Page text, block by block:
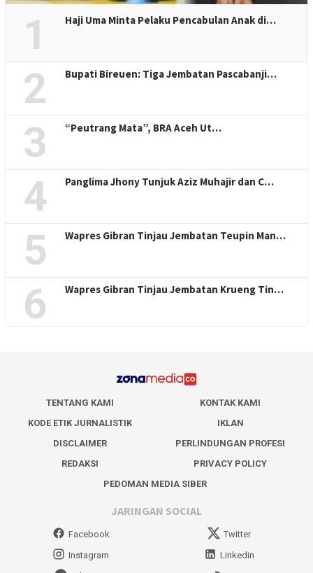
1 Haji Uma Minta Pelaku Pencabulan Anak di…
2 Bupati Bireuen: Tiga Jembatan Pascabanji…
3 “Peutrang Mata”, BRA Aceh Ut…
4 Panglima Jhony Tunjuk Aziz Muhajir dan C…
5 Wapres Gibran Tinjau Jembatan Teupin Man…
6 Wapres Gibran Tinjau Jembatan Krueng Tin…
TENTANG KAMI
KONTAK KAMI
KODE ETIK JURNALISTIK
IKLAN
DISCLAIMER
PERLINDUNGAN PROFESI
REDAKSI
PRIVACY POLICY
PEDOMAN MEDIA SIBER
JARINGAN SOCIAL
Facebook
Twitter
Instagram
Linkedin